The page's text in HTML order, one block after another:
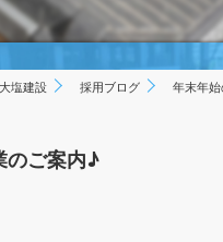
塩建設 採用ブログ 年末年
のご案内♪